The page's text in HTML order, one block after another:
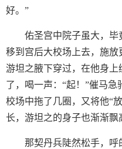
好。”
佑圣宫中院子虽大，毕
移到宫后大校场上去，施
游坦之腋下穿过，在他身
了，喝一声：“起！”催马
校场中拖了几圈，又将他“
长，游坦之的身子也渐渐飘
那契丹兵陡然松手，